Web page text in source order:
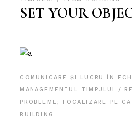
SET YOUR
COMUNICARE ȘI LUCRU ÎN
MANAGEMENTUL TIMPULUI
PROBLEME; FOCALIZARE PE
BUILDING